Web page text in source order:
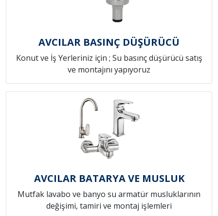
AVCILAR BASINÇ DÜŞÜRÜCÜ
Konut ve İş Yerleriniz için ; Su basınç düşürücü satış
ve montajını yapıyoruz
AVCILAR BATARYA VE MUSLUK
Mutfak lavabo ve banyo su armatür musluklarının
değişimi, tamiri ve montaj işlemleri